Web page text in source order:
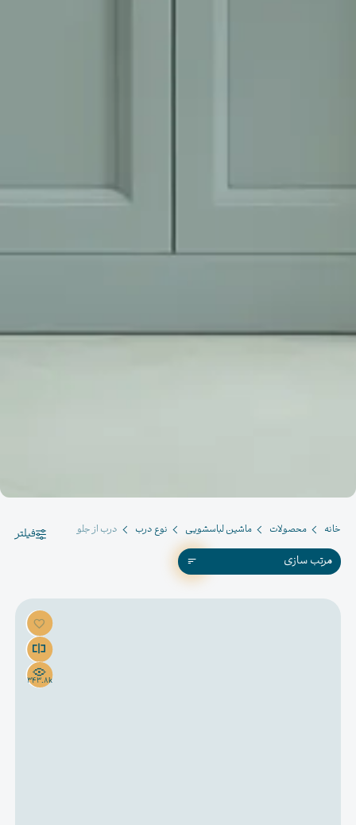
خانه محصولات ماشین لباسشویی نوع درب درب از جلو
فیلتر
مرتب سازی
343.8k